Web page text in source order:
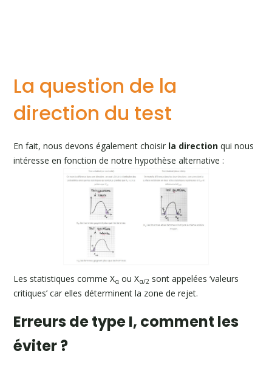
La question de la
direction du test
En fait, nous devons également choisir la direction qui nous
intéresse en fonction de notre hypothèse alternative :
Les statistiques comme Xα ou Xα/2 sont appelées ‘valeurs
critiques’ car elles déterminent la zone de rejet.
Erreurs de type I, comment les
éviter ?